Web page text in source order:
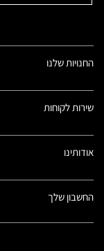
החנויות שלנו
שירות לקוחות
אודותינו
החשבון שלך